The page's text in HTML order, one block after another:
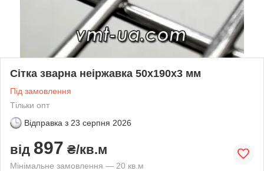
Сітка зварна неіржавка 50х190х3 мм
Під замовлення
Тільки опт
Відправка з 23 серпня 2026
від 897 ₴/кв.м
Мінімальне замовлення — 20 кв.м